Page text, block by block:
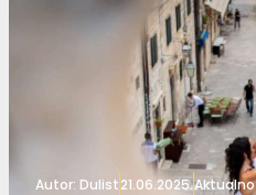
Autor: Dulist21.06.2025.Aktualno